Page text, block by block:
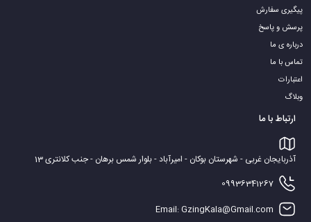
پیگیری سفارش
پرسش و پاسخ
درباره ی ما
تماس با ما
اعتبارات
وبلاگ
ارتباط با ما
آذربایجان غربی - شهرستان بوکان - امیرآباد - بلوار شمس برهان - جنب کلانتری 13
09936341267
Email: GzingKala@Gmail.com